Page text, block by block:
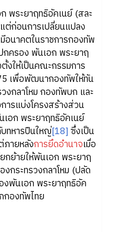
ระยาฤทธิอัคเนย์ (สละ
ต่ก่อนการเปลี่ยนแปลง
อนาคตในราชการกองทัพ
กครอง พันเอก พระยาฤ
งให้เป็นคณะกรรมการ
เพื่อพัฒนากองทัพให้ทัน
งกลาโหม กองทัพบก และ
ารแบ่งโครงสร้างส่วน
อก พระยาฤทธิอัคเนย์
ทหารปืนใหญ่[18] ซึ่งเป็น
ภายหลังการยึดอำนาจเมื่อ
กย้ายให้พันเอก พระยาฤ
กระทรวงกลาโหม (ปลัด
งพันเอก พระยาฤทธิอัค
กองทัพไทย